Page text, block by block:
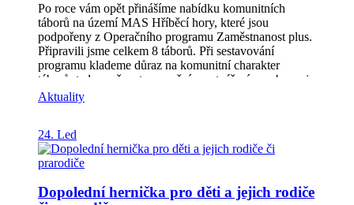
Po roce vám opět přinášíme nabídku komunitních
táborů na území MAS Hříběcí hory, které jsou
podpořeny z Operačního programu Zaměstnanost plus.
Připravili jsme celkem 8 táborů. Při sestavování
programu klademe důraz na komunitní charakter
táborů, tedy možnost upevnění a vytváření vazeb mezi
dětmi a jejich rodinami v místě, kde žijí, nebo v
komunitách, kde jsou aktivní (např. různá zájmová
jsou všeobecně zaměřené a na děti čeká spousta zábavy
při plnění zábavných i logických úkolů, sportování na
hřištích, pobyt v přírodě. Nebudou chybět výlety,
hry a další aktivity. Přihlášky na tábory najdete pod
Aktuality
24. Led
Dopolední hernička pro děti a jejich rodiče